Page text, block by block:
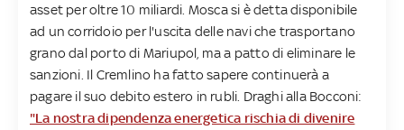
asset per oltre 10 miliardi. Mosca si è detta disponibile
ad un corridoio per l'uscita delle navi che trasportano
grano dal porto di Mariupol, ma a patto di eliminare le
sanzioni. Il Cremlino ha fatto sapere continuerà a
pagare il suo debito estero in rubli. Draghi alla Bocconi:
"La nostra dipendenza energetica rischia di divenire